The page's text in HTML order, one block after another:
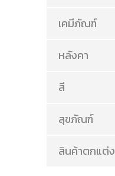
เคมีภัณฑ์
หลังคา
สี
สุขภัณฑ์
สินค้าตกแต่ง